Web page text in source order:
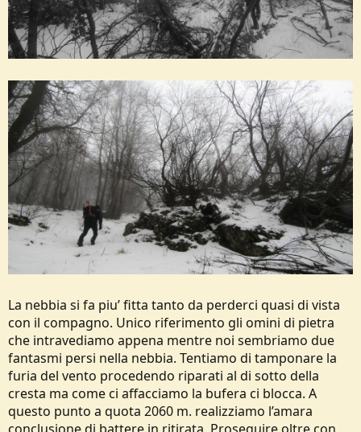
La nebbia si fa piu’ fitta tanto da perderci quasi di vista
con il compagno. Unico riferimento gli omini di pietra
che intravediamo appena mentre noi sembriamo due
fantasmi persi nella nebbia. Tentiamo di tamponare la
furia del vento procedendo riparati al di sotto della
cresta ma come ci affacciamo la bufera ci blocca. A
questo punto a quota 2060 m. realizziamo l’amara